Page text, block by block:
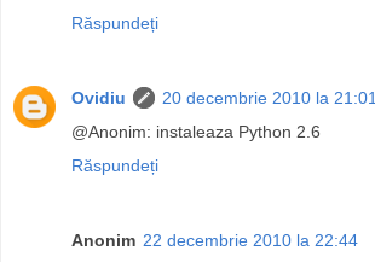
Răspundeți
Ovidiu
20 decembrie 2010 la 21:01
@Anonim: instaleaza Python 2.6
Răspundeți
Anonim 22 decembrie 2010 la 22:44